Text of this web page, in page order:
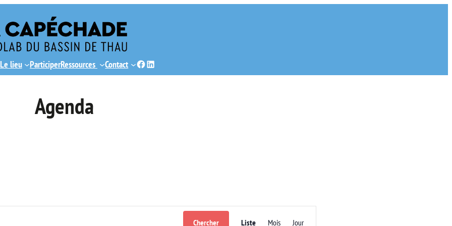
Le lieu ParticiperRessources Contact Facebook
LinkedIn
Agenda
Chercher Liste Mois Jour